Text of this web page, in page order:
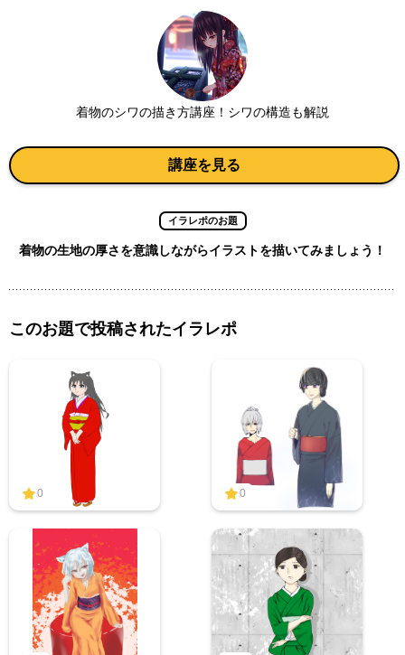
着物のシワの描き方講座！シワの構造も解説
講座を見る
イラレポのお題
着物の生地の厚さを意識しながらイラストを描いてみましょう！
このお題で投稿されたイラレポ
0 0